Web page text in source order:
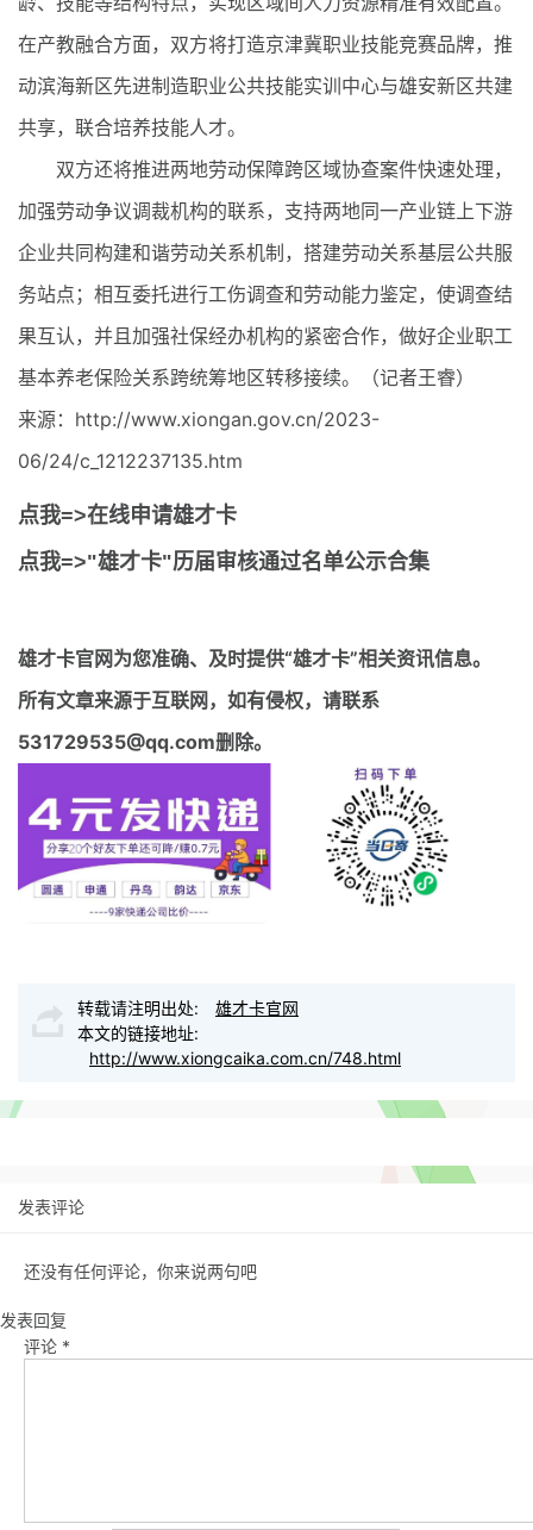
在产教融合方面，双方将打造京津冀职业技能竞赛品牌，推
动滨海新区先进制造职业公共技能实训中心与雄安新区共建
共享，联合培养技能人才。
双方还将推进两地劳动保障跨区域协查案件快速处理，
加强劳动争议调裁机构的联系，支持两地同一产业链上下游
企业共同构建和谐劳动关系机制，搭建劳动关系基层公共服
务站点；相互委托进行工伤调查和劳动能力鉴定，使调查结
果互认，并且加强社保经办机构的紧密合作，做好企业职工
基本养老保险关系跨统筹地区转移接续。（记者王睿）
来源：http://www.xiongan.gov.cn/2023-
06/24/c_1212237135.htm
点我=>在线申请雄才卡
点我=>"雄才卡"历届审核通过名单公示合集
雄才卡官网为您准确、及时提供“雄才卡”相关资讯信息。
所有文章来源于互联网，如有侵权，请联系
531729535@qq.com删除。
转载请注明出处:
雄才卡官网
本文的链接地址:
http://www.xiongcaika.com.cn/748.html
发表评论
还没有任何评论，你来说两句吧
发表回复
评论 *